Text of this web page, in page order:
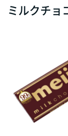
ミルクチョ